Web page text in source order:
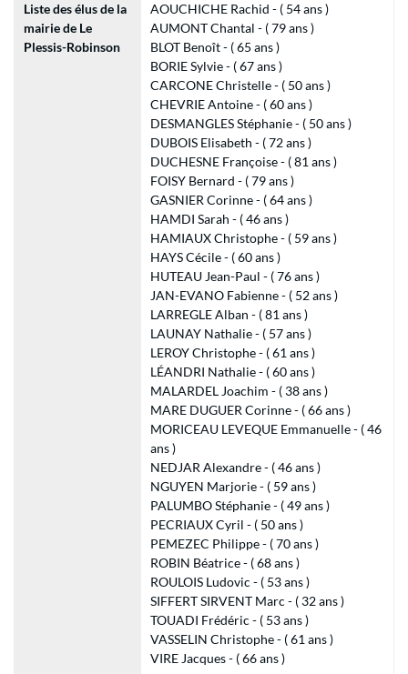
Liste des élus de la
mairie de Le
Plessis-Robinson
AOUCHICHE Rachid - ( 54 ans )
AUMONT Chantal - ( 79 ans )
BLOT Benoît - ( 65 ans )
BORIE Sylvie - ( 67 ans )
CARCONE Christelle - ( 50 ans )
CHEVRIE Antoine - ( 60 ans )
DESMANGLES Stéphanie - ( 50 ans )
DUBOIS Elisabeth - ( 72 ans )
DUCHESNE Françoise - ( 81 ans )
FOISY Bernard - ( 79 ans )
GASNIER Corinne - ( 64 ans )
HAMDI Sarah - ( 46 ans )
HAMIAUX Christophe - ( 59 ans )
HAYS Cécile - ( 60 ans )
HUTEAU Jean-Paul - ( 76 ans )
JAN-EVANO Fabienne - ( 52 ans )
LARREGLE Alban - ( 81 ans )
LAUNAY Nathalie - ( 57 ans )
LEROY Christophe - ( 61 ans )
LÉANDRI Nathalie - ( 60 ans )
MALARDEL Joachim - ( 38 ans )
MARE DUGUER Corinne - ( 66 ans )
MORICEAU LEVEQUE Emmanuelle - ( 46
ans )
NEDJAR Alexandre - ( 46 ans )
NGUYEN Marjorie - ( 59 ans )
PALUMBO Stéphanie - ( 49 ans )
PECRIAUX Cyril - ( 50 ans )
PEMEZEC Philippe - ( 70 ans )
ROBIN Béatrice - ( 68 ans )
ROULOIS Ludovic - ( 53 ans )
SIFFERT SIRVENT Marc - ( 32 ans )
TOUADI Frédéric - ( 53 ans )
VASSELIN Christophe - ( 61 ans )
VIRE Jacques - ( 66 ans )